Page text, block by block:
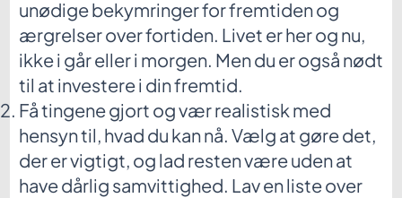
unødige bekymringer for fremtiden og
ærgrelser over fortiden. Livet er her og nu,
ikke i går eller i morgen. Men du er også nødt
til at investere i din fremtid.
Få tingene gjort og vær realistisk med
hensyn til, hvad du kan nå. Vælg at gøre det,
der er vigtigt, og lad resten være uden at
have dårlig samvittighed. Lav en liste over